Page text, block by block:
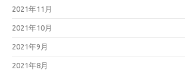
2021年11月
2021年10月
2021年9月
2021年8月